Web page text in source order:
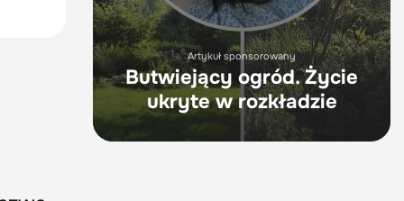
Artykuł sponsorowany
Butwiejący ogród. Życie
ukryte w rozkładzie